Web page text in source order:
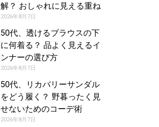
解？ おしゃれに見える重ね
着コーデカタログ
2026年8月7日
50代、透けるブラウスの下
に何着る？ 品よく見えるイ
ンナーの選び方
2026年8月7日
50代、リカバリーサンダル
をどう履く？ 野暮ったく見
せないためのコーデ術
2026年8月7日